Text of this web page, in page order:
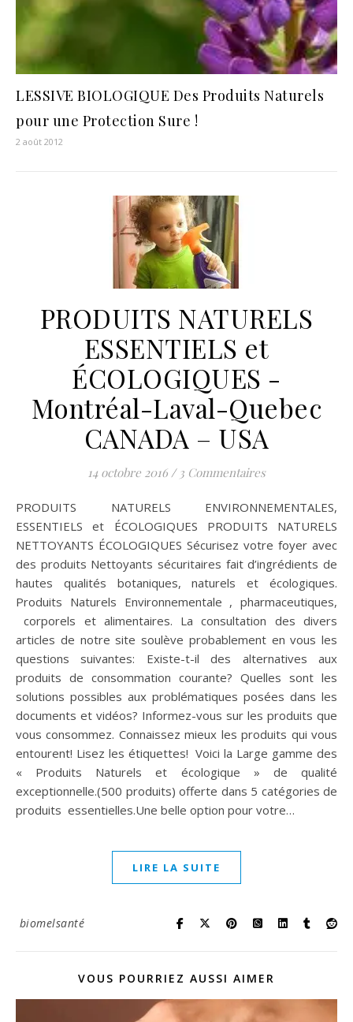
LESSIVE BIOLOGIQUE Des Produits Naturels
pour une Protection Sure !
2 août 2012
PRODUITS NATURELS
ESSENTIELS et
ÉCOLOGIQUES -
Montréal-Laval-Quebec
CANADA – USA
14 octobre 2016 / 3 Commentaires
PRODUITS NATURELS ENVIRONNEMENTALES,
ESSENTIELS et ÉCOLOGIQUES PRODUITS NATURELS
NETTOYANTS ÉCOLOGIQUES Sécurisez votre foyer avec
des produits Nettoyants sécuritaires fait d’ingrédients de
hautes qualités botaniques, naturels et écologiques.
Produits Naturels Environnementale , pharmaceutiques,
corporels et alimentaires. La consultation des divers
articles de notre site soulève probablement en vous les
questions suivantes: Existe-t-il des alternatives aux
produits de consommation courante? Quelles sont les
solutions possibles aux problématiques posées dans les
documents et vidéos? Informez-vous sur les produits que
vous consommez. Connaissez mieux les produits qui vous
entourent! Lisez les étiquettes! Voici la Large gamme des
« Produits Naturels et écologique » de qualité
exceptionnelle.(500 produits) offerte dans 5 catégories de
produits essentielles.Une belle option pour votre…
LIRE LA SUITE
biomelsanté
VOUS POURRIEZ AUSSI AIMER